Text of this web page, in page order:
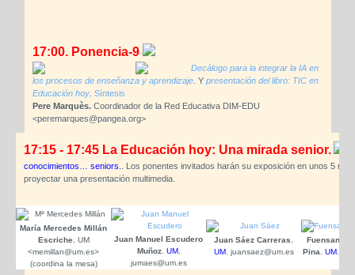
17:00. Ponencia-9
Decálogo para la integrar la IA en
los procesos de enseñanza y aprendizaje. Y presentación del libro: TIC en
Educación hoy. Síntesis
Pere Marquès.Coordinador de la Red Educativa DIM-EDU
<peremarques@pangea.org>
17:15 - 17:45 La Educación hoy: Una mirada senior.
conocimientos… seniors.
. Los ponentes invitados harán su exposición en unos 5
proyectar una presentación multimedia.
María Mercedes Millán
Escriche. UM
<memillan@um.es>
(coordina la mesa)
Juan Manuel Escudero
Muñoz. UM.
jumaes@um.es
Juan Sáez Carreras.
UM. juansaez@um.es
Fuensanta
Pina
UM